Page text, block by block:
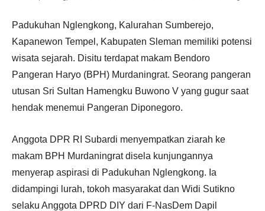
Padukuhan Nglengkong, Kalurahan Sumberejo,
Kapanewon Tempel, Kabupaten Sleman memiliki potensi
wisata sejarah. Disitu terdapat makam Bendoro
Pangeran Haryo (BPH) Murdaningrat. Seorang pangeran
utusan Sri Sultan Hamengku Buwono V yang gugur saat
hendak menemui Pangeran Diponegoro.
Anggota DPR RI Subardi menyempatkan ziarah ke
makam BPH Murdaningrat disela kunjungannya
menyerap aspirasi di Padukuhan Nglengkong. Ia
didampingi lurah, tokoh masyarakat dan Widi Sutikno
selaku Anggota DPRD DIY dari F-NasDem Dapil